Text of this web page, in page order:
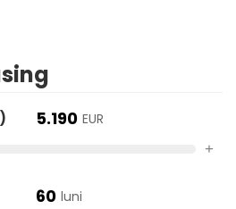
5.190 EUR
+
60 luni